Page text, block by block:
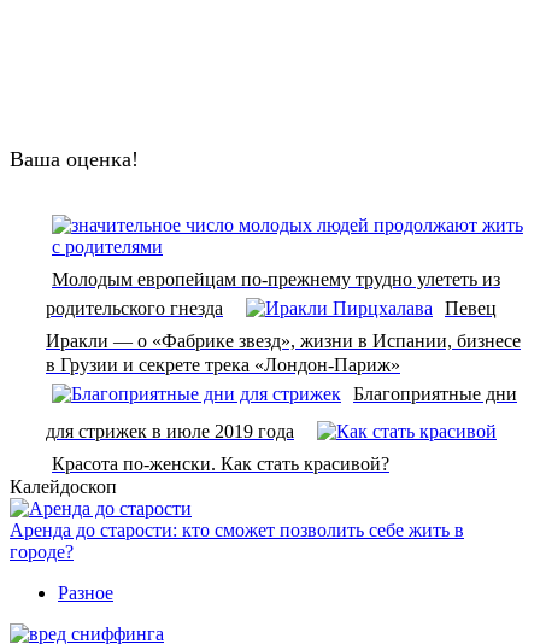
Ваша оценка!
Молодым европейцам по-прежнему трудно улететь из
родительского гнезда
Певец
Иракли — о «Фабрике звезд», жизни в Испании, бизнесе
в Грузии и секрете трека «Лондон-Париж»
Благоприятные дни
для стрижек в июле 2019 года
Красота по-женски. Как стать красивой?
Калейдоскоп
Аренда до старости: кто сможет позволить себе жить в
городе?
Разное